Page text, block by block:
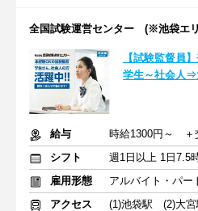
全国試験運営センター (※池袋エ
【試験監督員
学生～社会人⇒
給与
シフト
雇用形態
アルバイト・パー
アクセス
(1)池袋駅 (2)大宮